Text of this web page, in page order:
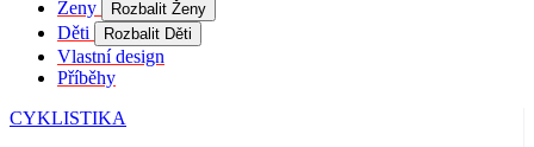
Ženy Rozbalit Ženy
Děti Rozbalit Děti
Vlastní design
Příběhy
CYKLISTIKA